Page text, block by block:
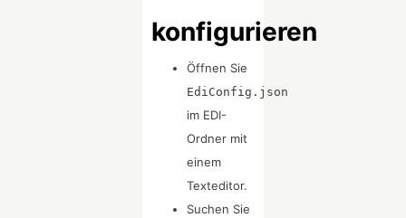
konfigurieren
Öffnen Sie
EdiConfig.json
im EDI-
Ordner mit
einem
Texteditor.
Suchen Sie